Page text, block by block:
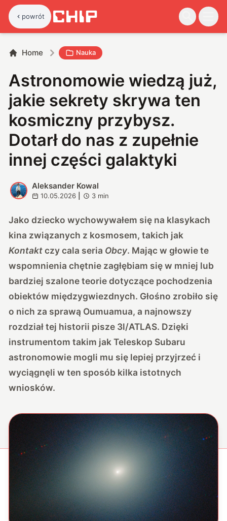
powrót
Home Nauka
Astronomowie wiedzą już,
jakie sekrety skrywa ten
kosmiczny przybysz.
Dotarł do nas z zupełnie
innej części galaktyki
A
Aleksander Kowal
10.05.2026 3 min
Jako dziecko wychowywałem się na klasykach
kina związanych z kosmosem, takich jak
Kontaktczy cala seria Obcy. Mając w głowie te
wspomnienia chętnie zagłębiam się w mniej lub
bardziej szalone teorie dotyczące pochodzenia
obiektów międzygwiezdnych. Głośno zrobiło się
o nich za sprawą Oumuamua, a najnowszy
rozdział tej historii pisze 3l/ATLAS. Dzięki
instrumentom takim jak Teleskop Subaru
astronomowie mogli mu się lepiej przyjrzeć i
wyciągnęli w ten sposób kilka istotnych
wniosków.